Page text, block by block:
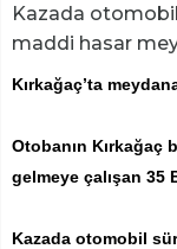
Kazada
maddi hasar
Kırkağaç’ta
Otobanın Kırkağaç
gelmeye çalışan 35
Kazada otomobil